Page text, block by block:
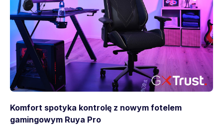
Komfort spotyka kontrolę z nowym fotelem
gamingowym Ruya Pro